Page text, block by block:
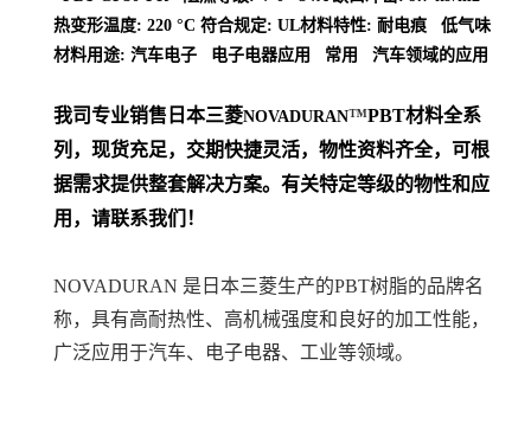
热变形温度: 220 °C 符合规定: UL材料特性: 耐电痕 低气味
材料用途: 汽车电子 电子电器应用 常用 汽车领域的应用
我司专业销售日本三菱NOVADURAN™PBT材料全系
列 ，现货充足，交期快捷灵活，物性资料齐全，可根
据需求提供整套解决方案。 有关特定等级的物性和应
用，请联系我们！
NOVADURAN 是日本三菱生产的PBT树脂的品牌名
称，具有高耐热性、高机械强度和良好的加工性能，
广泛应用于汽车、电子电器、工业等领域。